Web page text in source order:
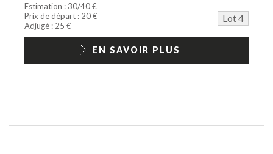
Estimation : 30/40 €
Prix de départ : 20 €
Lot 4
Adjugé : 25 €
EN SAVOIR PLUS